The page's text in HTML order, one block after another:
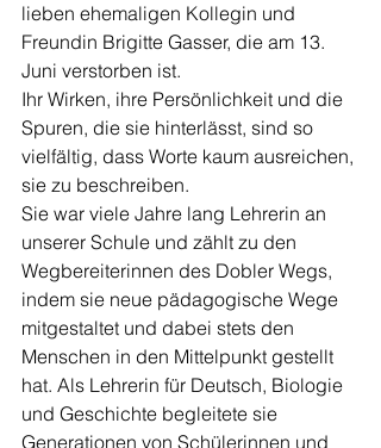
lieben ehemaligen Kollegin und
Freundin Brigitte Gasser, die am 13.
Juni verstorben ist.
Ihr Wirken, ihre Persönlichkeit und die
Spuren, die sie hinterlässt, sind so
vielfältig, dass Worte kaum ausreichen,
sie zu beschreiben.
Sie war viele Jahre lang Lehrerin an
unserer Schule und zählt zu den
Wegbereiterinnen des Dobler Wegs,
indem sie neue pädagogische Wege
mitgestaltet und dabei stets den
Menschen in den Mittelpunkt gestellt
hat. Als Lehrerin für Deutsch, Biologie
und Geschichte begleitete sie
Generationen von Schülerinnen und